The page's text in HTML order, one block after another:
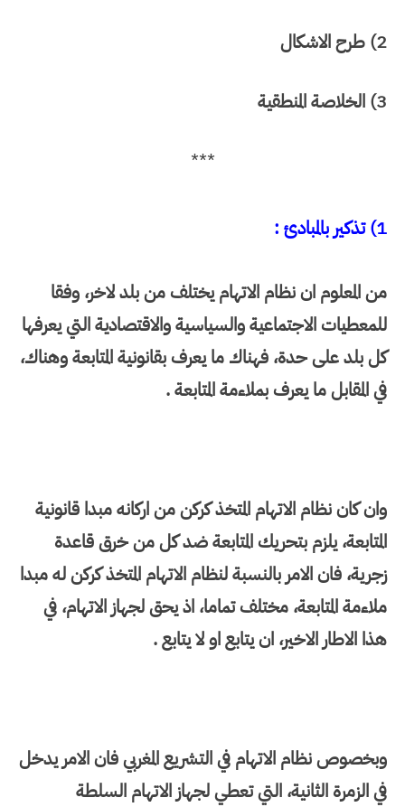
2) طرح الاشكال
3) الخلاصة المنطقية
***
1) تذكير بالمبادئ :
من المعلوم ان نظام الاتهام يختلف من بلد لاخر، وفقا
للمعطيات الاجتماعية والسياسية والاقتصادية التي يعرفها
كل بلد على حدة، فهناك ما يعرف بقانونية المتابعة وهناك،
في المقابل ما يعرف بملاءمة المتابعة .
وان كان نظام الاتهام المتخذ كركن من اركانه مبدا قانونية
المتابعة، يلزم بتحريك المتابعة ضد كل من خرق قاعدة
زجرية، فان الامر بالنسبة لنظام الاتهام المتخذ كركن له مبدا
ملاءمة المتابعة، مختلف تماما، اذ يحق لجهاز الاتهام، في
هذا الاطار الاخير، ان يتابع او لا يتابع .
وبخصوص نظام الاتهام في التشريع المغربي فان الامر يدخل
في الزمرة الثانية، التي تعطي لجهاز الاتهام السلطة